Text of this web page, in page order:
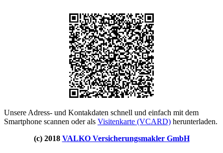
Unsere Adress- und Kontakdaten schnell und einfach mit dem
Smartphone scannen oder als Visitenkarte (VCARD) herunterladen.
(c) 2018 VALKO Versicherungsmakler GmbH